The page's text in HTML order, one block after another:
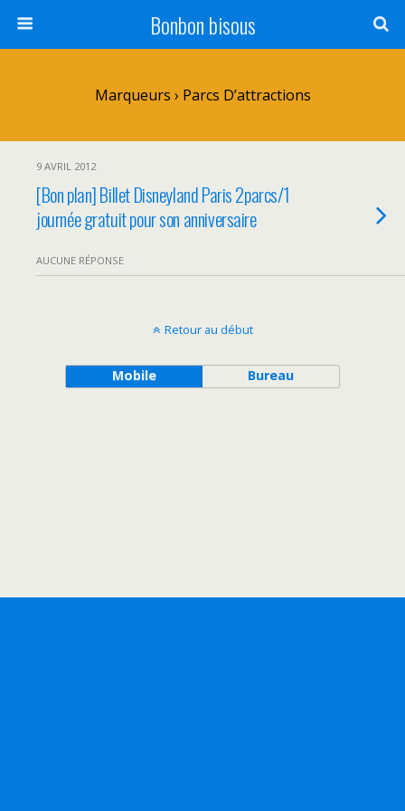
Bonbon bisous
Marqueurs › Parcs D’attractions
9 AVRIL 2012
[Bon plan] Billet Disneyland Paris 2parcs/1
journée gratuit pour son anniversaire
AUCUNE RÉPONSE
Retour au début
Mobile Bureau